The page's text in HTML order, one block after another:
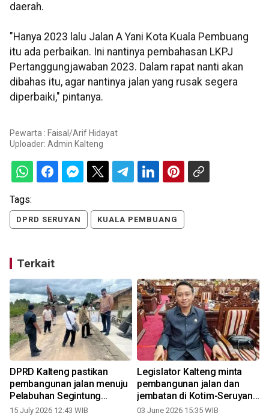
daerah.
"Hanya 2023 lalu Jalan A Yani Kota Kuala Pembuang
itu ada perbaikan. Ini nantinya pembahasan LKPJ
Pertanggungjawaban 2023. Dalam rapat nanti akan
dibahas itu, agar nantinya jalan yang rusak segera
diperbaiki," pintanya.
Pewarta : Faisal/Arif Hidayat
Uploader: Admin Kalteng
Tags:
DPRD SERUYAN KUALA PEMBUANG
Terkait
DPRD Kalteng pastikan
pembangunan jalan menuju
Pelabuhan Segintung
Seruyan berlanjut
15 July 2026 12:43 WIB
Legislator Kalteng minta
pembangunan jalan dan
jembatan di Kotim-Seruyan
dipercepat
03 June 2026 15:35 WIB